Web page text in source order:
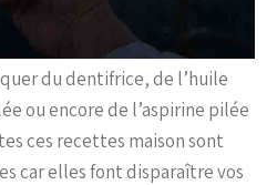
du dentifrice, de l’huile
ou encore de l’aspirine pilée
ces recettes maison sont
car elles font disparaître vos